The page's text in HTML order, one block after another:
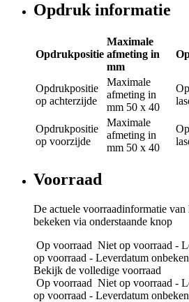
Opdruk informatie
Opdrukpositie
Maximale
afmeting in
mm
Opdrukpositie
op achterzijde
Maximale
afmeting in
mm 50 x 40
Opdrukpositie
op voorzijde
Maximale
afmeting in
mm 50 x 40
Voorraad
De actuele voorraadinformatie
bekeken via onderstaande knop
Op voorraad Niet op voorraad -
op voorraad - Leverdatum
Bekijk de volledige voorraad
Op voorraad Niet op voorraad -
op voorraad - Leverdatum